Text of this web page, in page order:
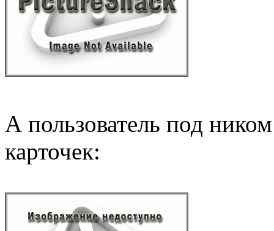
А пользователь под
карточек: